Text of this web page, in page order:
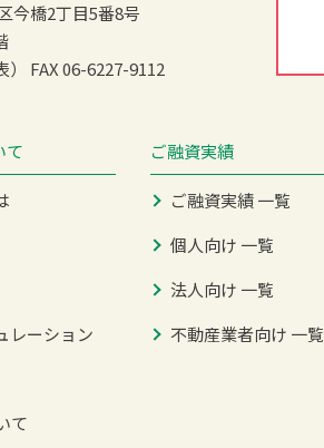
今橋2丁目5番8号
FAX 06-6227-9112
て
レーション
て
ご融資実績
ご融資実績 一覧
個人向け 一覧
法人向け 一覧
不動産業者向け 一覧